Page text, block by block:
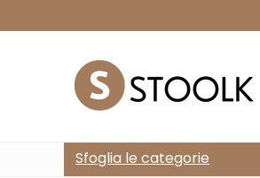
Sfoglia le categorie